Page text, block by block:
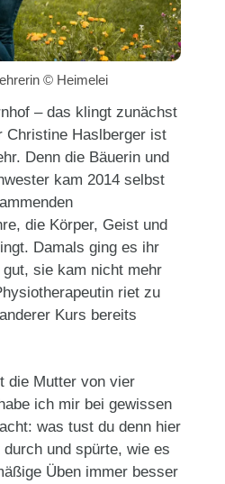
© Heimelei
– das klingt zunächst
Christine Haslberger ist
Denn die Bäuerin und
kam 2014 selbst
die Körper, Geist und
Damals ging es ihr
sie kam nicht mehr
riet zu
Kurs bereits
die Mutter von vier
ich mir bei gewissen
was tust du denn hier
und spürte, wie es
Üben immer besser